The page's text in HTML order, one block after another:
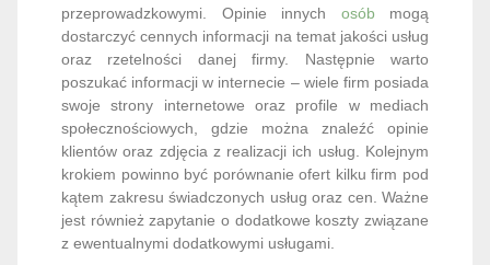
przeprowadzkowymi. Opinie innych osób mogą
dostarczyć cennych informacji na temat jakości usług
oraz rzetelności danej firmy. Następnie warto
poszukać informacji w internecie – wiele firm posiada
swoje strony internetowe oraz profile w mediach
społecznościowych, gdzie można znaleźć opinie
klientów oraz zdjęcia z realizacji ich usług. Kolejnym
krokiem powinno być porównanie ofert kilku firm pod
kątem zakresu świadczonych usług oraz cen. Ważne
jest również zapytanie o dodatkowe koszty związane
z ewentualnymi dodatkowymi usługami.